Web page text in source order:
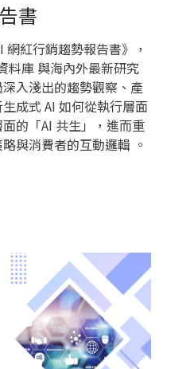
書
紅行銷趨勢報告書》，
料庫 與海內外最新研究
入淺出的趨勢觀察、產
成式 AI 如何從執行層面
的「AI 共生」，進而重
與消費者的互動邏輯 。